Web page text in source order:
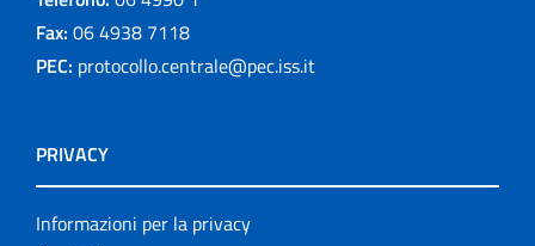
Fax: 06 4938 7118
PEC: protocollo.centrale@pec.iss.it
PRIVACY
Informazioni per la privacy